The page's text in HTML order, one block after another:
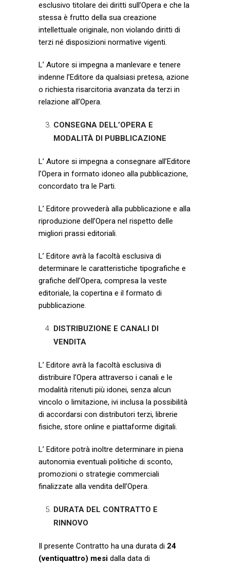
esclusivo titolare dei diritti sull’Opera e che la
stessa è frutto della sua creazione
intellettuale originale, non violando diritti di
terzi né disposizioni normative vigenti.
L’ Autore si impegna a manlevare e tenere
indenne l’Editore da qualsiasi pretesa, azione
o richiesta risarcitoria avanzata da terzi in
relazione all’Opera.
CONSEGNA DELL’OPERA E
MODALITÀ DI PUBBLICAZIONE
L’ Autore si impegna a consegnare all’Editore
l’Opera in formato idoneo alla pubblicazione,
concordato tra le Parti.
L’ Editore provvederà alla pubblicazione e alla
riproduzione dell’Opera nel rispetto delle
migliori prassi editoriali.
L’ Editore avrà la facoltà esclusiva di
determinare le caratteristiche tipografiche e
grafiche dell’Opera, compresa la veste
editoriale, la copertina e il formato di
pubblicazione.
DISTRIBUZIONE E CANALI DI
VENDITA
L’ Editore avrà la facoltà esclusiva di
distribuire l’Opera attraverso i canali e le
modalità ritenuti più idonei, senza alcun
vincolo o limitazione, ivi inclusa la possibilità
di accordarsi con distributori terzi, librerie
fisiche, store online e piattaforme digitali.
L’ Editore potrà inoltre determinare in piena
autonomia eventuali politiche di sconto,
promozioni o strategie commerciali
finalizzate alla vendita dell’Opera.
DURATA DEL CONTRATTO E
RINNOVO
Il presente Contratto ha una durata di 24
(ventiquattro) mesi dalla data di